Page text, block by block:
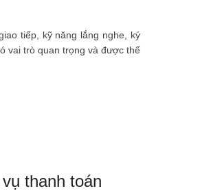
tiếp, kỹ năng lắng nghe, ký
vai trò quan trọng và được thể
thanh toán